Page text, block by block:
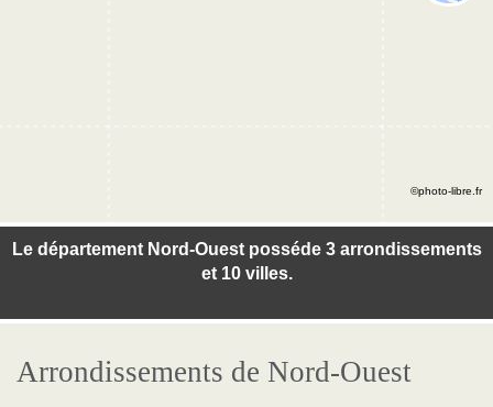
Le département Nord-Ouest posséde 3 arrondissements
et 10 villes.
©photo-libre.fr
Arrondissements de Nord-Ouest